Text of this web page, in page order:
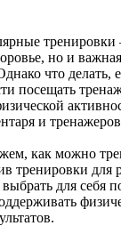
но и
что делать,
посещать
и
как можно
тренировки для
для себя